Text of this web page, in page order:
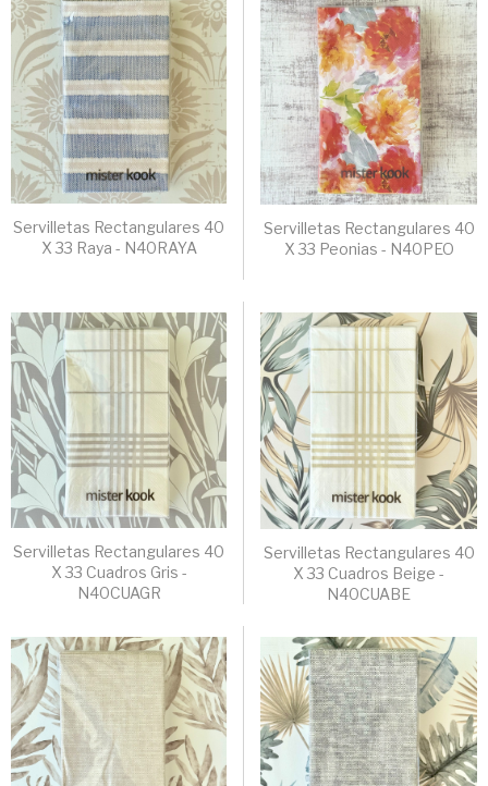
Servilletas Rectangulares 40
X 33 Raya - N40RAYA
Servilletas Rectangulares 40
X 33 Peonias - N40PEO
Servilletas Rectangulares 40
X 33 Cuadros Gris -
N40CUAGR
Servilletas Rectangulares 40
X 33 Cuadros Beige -
N40CUABE